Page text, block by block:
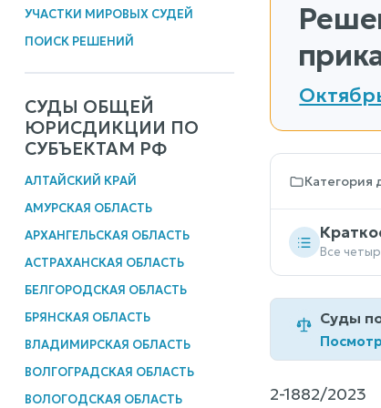
УЧАСТКИ МИРОВЫХ СУДЕЙ
ПОИСК РЕШЕНИЙ
СУДЫ ОБЩЕЙ
ЮРИСДИКЦИИ ПО
СУБЪЕКТАМ РФ
АЛТАЙСКИЙ КРАЙ
АМУРСКАЯ ОБЛАСТЬ
АРХАНГЕЛЬСКАЯ ОБЛАСТЬ
АСТРАХАНСКАЯ ОБЛАСТЬ
БЕЛГОРОДСКАЯ ОБЛАСТЬ
БРЯНСКАЯ ОБЛАСТЬ
ВЛАДИМИРСКАЯ ОБЛАСТЬ
ВОЛГОГРАДСКАЯ ОБЛАСТЬ
ВОЛОГОДСКАЯ ОБЛАСТЬ
Категория
Все
Суды
2-1882/2023